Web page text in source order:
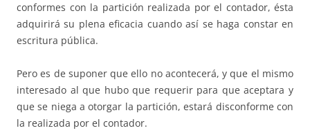
conformes con la partición realizada por el contador, ésta
adquirirá su plena eficacia cuando así se haga constar en
escritura pública.
Pero es de suponer que ello no acontecerá, y que el mismo
interesado al que hubo que requerir para que aceptara y
que se niega a otorgar la partición, estará disconforme con
la realizada por el contador.